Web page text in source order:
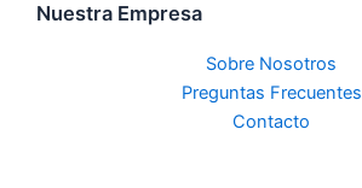
Nuestra Empresa
Sobre Nosotros
Preguntas Frecuentes
Contacto